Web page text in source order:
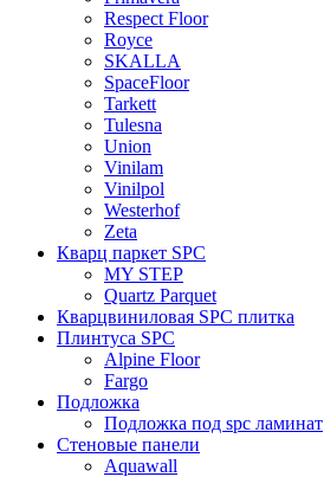
Respect Floor
Royce
SKALLA
SpaceFloor
Tarkett
Tulesna
Union
Vinilam
Vinilpol
Westerhof
Zeta
Кварц паркет SPC
MY STEP
Quartz Parquet
Кварцвиниловая SPC плитка
Плинтуса SPC
Alpine Floor
Fargo
Подложка
Подложка под spc ламинат
Стеновые панели
Aquawall